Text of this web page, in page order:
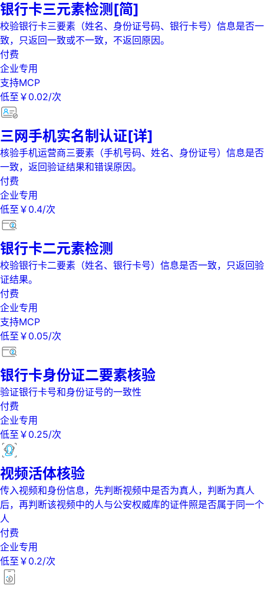
银行卡三元素检测[简]
校验银行卡三要素（姓名、身份证号码、银行卡号）信息是否一
致，只返回一致或不一致，不返回原因。
付费
企业专用
支持MCP
低至￥0.02/次
三网手机实名制认证[详]
核验手机运营商三要素（手机号码、姓名、身份证号）信息是否
一致，返回验证结果和错误原因。
付费
企业专用
低至￥0.4/次
银行卡二元素检测
校验银行卡二要素（姓名、银行卡号）信息是否一致，只返回验
证结果。
付费
企业专用
支持MCP
低至￥0.05/次
银行卡身份证二要素核验
验证银行卡号和身份证号的一致性
付费
企业专用
低至￥0.25/次
视频活体核验
传入视频和身份信息，先判断视频中是否为真人，判断为真人
后，再判断该视频中的人与公安权威库的证件照是否属于同一个
人
付费
企业专用
低至￥0.2/次